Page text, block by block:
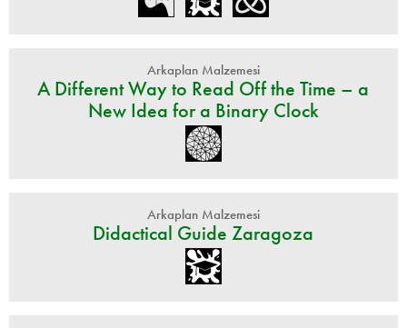
Arkaplan Malzemesi
A Different Way to Read Off the Time – a
New Idea for a Binary Clock
Arkaplan Malzemesi
Didactical Guide Zaragoza